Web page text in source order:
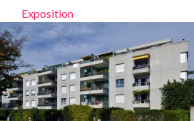
Exposition